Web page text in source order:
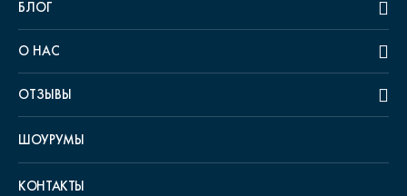
БЛОГ
О НАС
ОТЗЫВЫ
ШОУРУМЫ
КОНТАКТЫ